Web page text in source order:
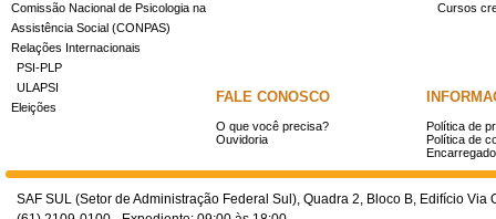
Comissão Nacional de Psicologia na
Assistência Social (CONPAS)
Relações Internacionais
PSI-PLP
ULAPSI
Eleições
Cursos
FALE CONOSCO
O que você precisa?
Ouvidoria
Política de
Política de
SAF SUL (Setor de Administração Federal Sul), Quadra 2, Bloco B, Edifício